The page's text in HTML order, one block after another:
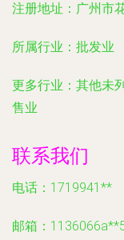
注册地址： 广州市
所属行业： 批发业
更多行业： 其他未
售业
联系我们
电话：1719941**
邮箱：1136066a**